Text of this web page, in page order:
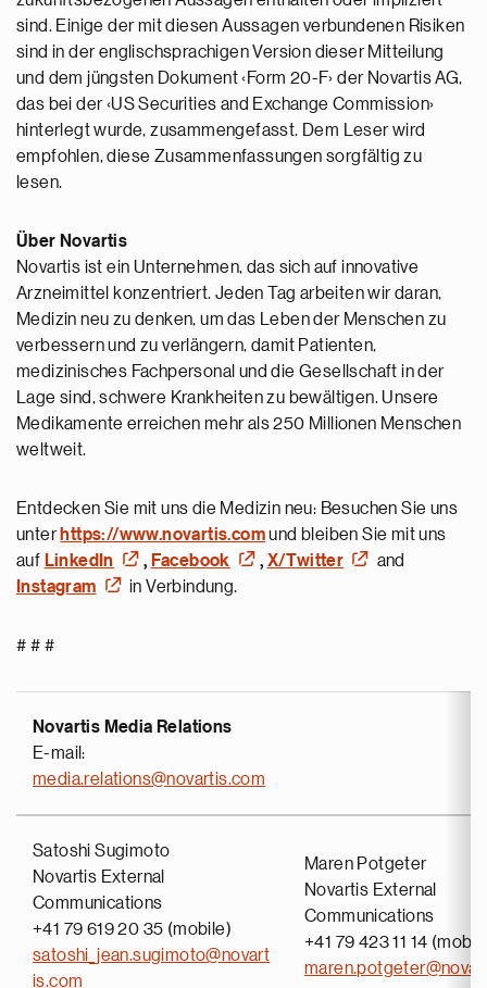
sind. Einige der mit diesen Aussagen verbundenen Risiken
sind in der englischsprachigen Version dieser Mitteilung
und dem jüngsten Dokument ‹Form 20-F› der Novartis AG,
das bei der ‹US Securities and Exchange Commission›
hinterlegt wurde, zusammengefasst. Dem Leser wird
empfohlen, diese Zusammenfassungen sorgfältig zu
lesen.
Über Novartis
Novartis ist ein Unternehmen, das sich auf innovative
Arzneimittel konzentriert. Jeden Tag arbeiten wir daran,
Medizin neu zu denken, um das Leben der Menschen zu
verbessern und zu verlängern, damit Patienten,
medizinisches Fachpersonal und die Gesellschaft in der
Lage sind, schwere Krankheiten zu bewältigen. Unsere
Medikamente erreichen mehr als 250 Millionen Menschen
weltweit.
Entdecken Sie mit uns die Medizin neu: Besuchen Sie uns
unter https://www.novartis.comund bleiben Sie mit uns
auf LinkedIn , Facebook , X/Twitter
and
Instagram
in Verbindung.
# # #
Novartis Media Relations
E-mail:
media.relations@novartis.com
Satoshi Sugimoto
Novartis External
Communications
+41 79 619 20 35 (mobile)
satoshi_jean.sugimoto@novart
is.com
Maren Potgeter
Novartis External
Communications
+41 79 423 11 14